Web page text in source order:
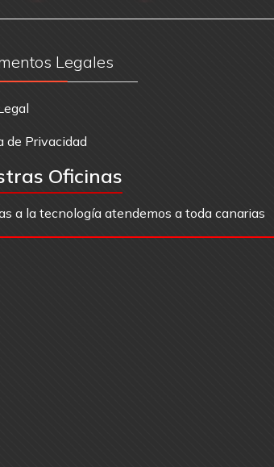
Legales
de Privacidad
Oficinas
a la tecnología atendemos a toda canarias